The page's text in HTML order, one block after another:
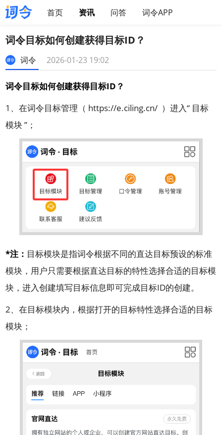
首页 资讯 问答 词令APP
词令目标如何创建获得目标ID？
词令 2026-01-23 19:02
词令目标如何创建获得目标ID？
1、在词令目标管理（ https://e.ciling.cn/ ）进入“ 目标
模块 ”；
*注： 目标模块是指词令根据不同的直达目标预设的标准
模块，用户只需要根据直达目标的特性选择合适的目标模
块，进入创建填写目标信息即可完成目标ID的创建。
2、在目标模块内，根据打开的目标特性选择合适的目标
模块；